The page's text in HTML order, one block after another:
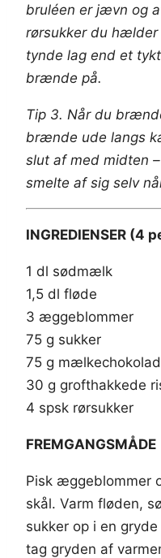
bruléen er jævn og
rørsukker du hælder
tynde lag end et
brænde på.
Tip 3. Når du
brænde ude langs
slut af med midten
smelte af sig selv
INGREDIENSER (4
1 dl sødmælk
1,5 dl fløde
3 æggeblommer
75 g sukker
75 g
30 g grofthakkede
4 spsk rørsukker
FREMGANGSMÅDE
Pisk æggeblommer
skål. Varm fløden,
sukker op i en
tag gryden af